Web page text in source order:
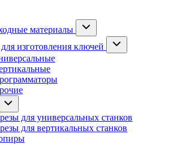
материалы
изготовления ключей
для универсальных станков
для вертикальных станков